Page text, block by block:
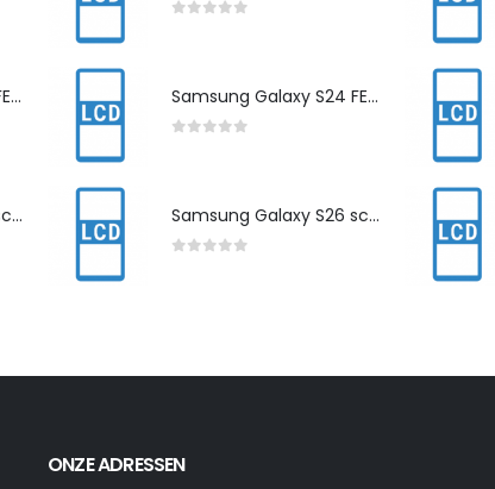
Samsung Galaxy S24 FE scherm herstelling
Samsung Galaxy S26 scherm herstelling
Samsung Galaxy S24 FE scherm herstelling
Samsung Galaxy S26 scherm herstelling
ONZE ADRESSEN